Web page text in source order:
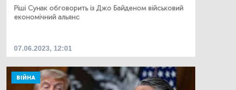
Ріші Сунак обговорить із Джо Байденом військовий
економічний альянс
07.06.2023, 12:01
ВІЙНА